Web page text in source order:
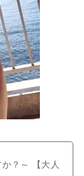
？～ 【大人